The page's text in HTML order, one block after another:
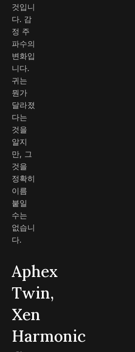
것입니
다. 감
정 주
파수의
변화입
니다.
귀는
뭔가
달라졌
다는
것을
알지
만, 그
것을
정확히
이름
붙일
수는
없습니
다.
Aphex
Twin,
Xen
Harmonic